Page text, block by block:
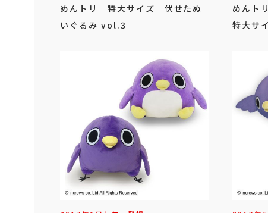
めんトリ 特大サイズ 伏せたぬ
いぐるみ vol.3
めんト
特大サ